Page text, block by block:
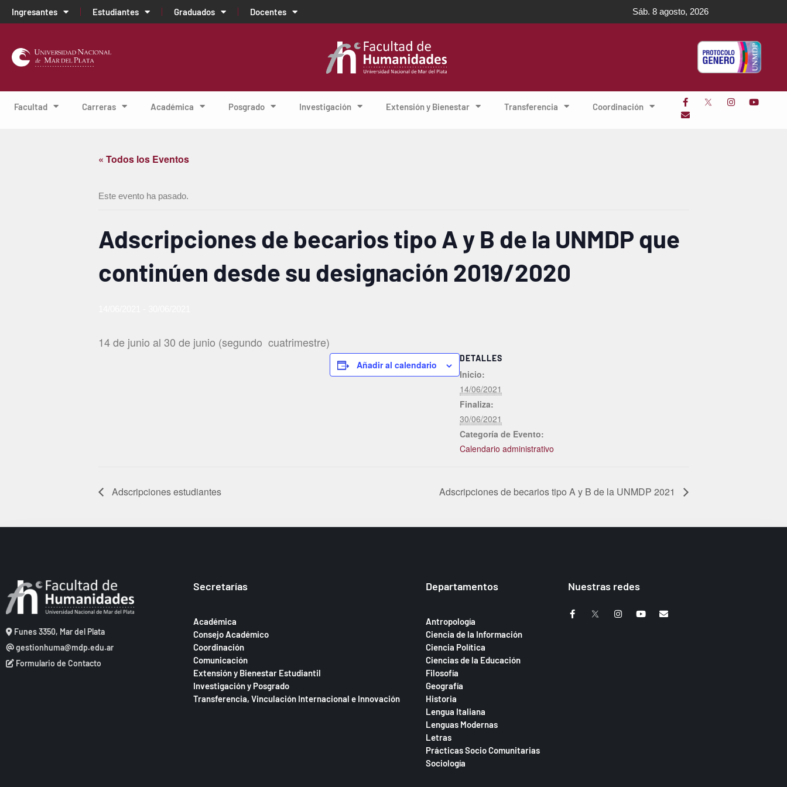
Ingresantes Estudiantes Graduados Docentes Sáb. 8 agosto, 2026
Facultad Carreras Académica Posgrado Investigación Extensión y Bienestar Transferencia Coordinación
« Todos los Eventos
Este evento ha pasado.
Adscripciones de becarios tipo A y B de la UNMDP que
continúen desde su designación 2019/2020
14 de junio al 30 de junio (segundo cuatrimestre)
Añadir al calendario
DETALLES
Inicio:
14/06/2021
Finaliza:
30/06/2021
Categoría de Evento:
Calendario administrativo
Adscripciones estudiantes Adscripciones de becarios tipo A y B de la UNMDP 2021
Funes 3350, Mar del Plata
gestionhuma@mdp.edu.ar
Formulario de Contacto
Secretarías
Académica
Consejo Académico
Coordinación
Comunicación
Extensión y Bienestar Estudiantil
Investigación y Posgrado
Transferencia, Vinculación Internacional e Innovación
Departamentos
Antropología
Ciencia de la Información
Ciencia Política
Ciencias de la Educación
Filosofía
Geografía
Historia
Lengua Italiana
Lenguas Modernas
Letras
Prácticas Socio Comunitarias
Sociología
Nuestras redes